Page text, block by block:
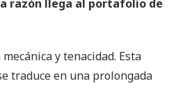
razón llega al portafolio de
y tenacidad. Esta
traduce en una prolongada